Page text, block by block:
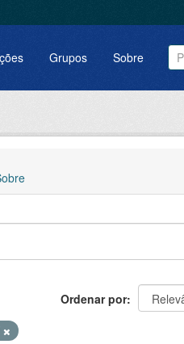
Grupos Sobre
Ordenar por